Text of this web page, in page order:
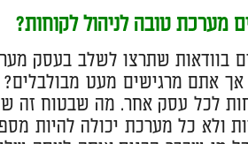
מערכת טובה לניהול לקוחות?
בוודאות שתרצו לשלב בעסק
אך אתם מרגישים מעט
לכל עסק אחר. מה שבטוח זה
ולא כל מערכת יכולה להיות